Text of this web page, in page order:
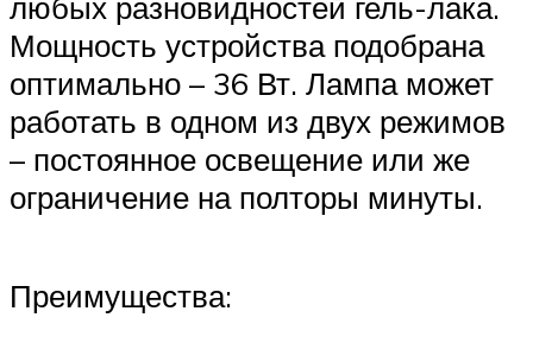
Мощность устройства подобрана
оптимально – 36 Вт. Лампа может
работать в одном из двух режимов
– постоянное освещение или же
ограничение на полторы минуты.
Преимущества: